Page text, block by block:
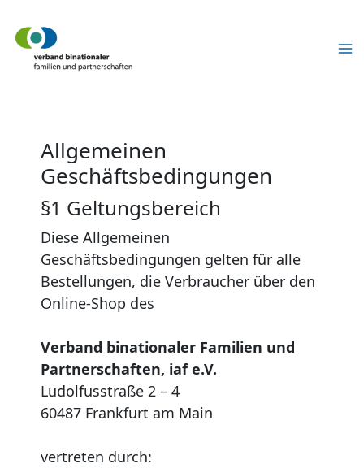
Inhalt
springen
Allgemeinen
Geschäftsbedingungen
§1 Geltungsbereich
Diese Allgemeinen
Geschäftsbedingungen gelten für alle
Bestellungen, die Verbraucher über den
Online-Shop des
Verband binationaler Familien und
Partnerschaften, iaf e.V.
Ludolfusstraße 2 – 4
60487 Frankfurt am Main
vertreten durch: